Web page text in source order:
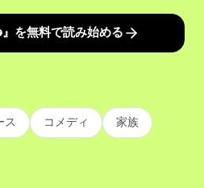
を無料で読み始める
ス コメディ 家族